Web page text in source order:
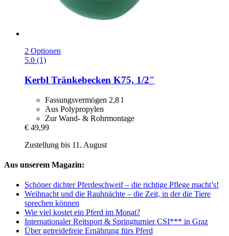
2 Optionen
5.0 (1)
Kerbl Tränkebecken K75, 1/2"
Fassungsvermögen 2,8 l
Aus Polypropylen
Zur Wand- & Rohrmontage
€ 49,99
Zustellung bis 11. August
Aus unserem Magazin:
Schöner dichter Pferdeschweif – die richtige Pflege macht’s!
Weihnacht und die Rauhnächte – die Zeit, in der die Tiere
sprechen können
Wie viel kostet ein Pferd im Monat?
Internationaler Reitsport & Springturnier CSI*** in Graz
Über getreidefreie Ernährung fürs Pferd